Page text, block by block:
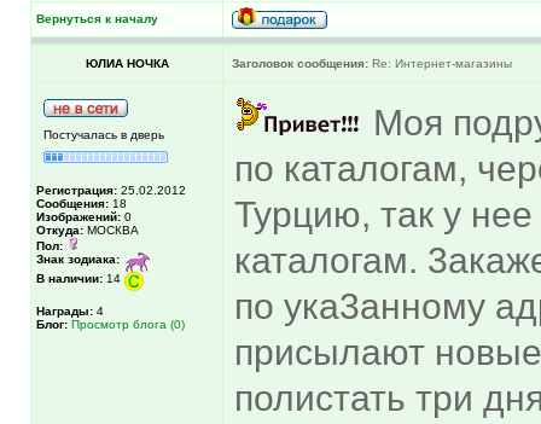
Вернуться к началу
ЮЛИА НОЧКА Заголовок сообщения: Re: Интернет-магазины
Постучалась в дверь
Регистрация: 25.02.2012
Сообщения: 18
Изображений: 0
Откуда: МОСКВА
Пол:
Знак зодиака:
В наличии: 14
Награды: 4
Блог: Просмотр блога (0)
Моя
по каталогам,
Турцию, так у
каталогам.
по ука3анному
присылают
полистать три